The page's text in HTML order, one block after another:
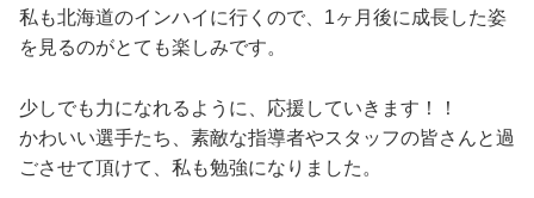
私も北海道のインハイに行くので、1ヶ月後に成長した姿
を見るのがとても楽しみです。
少しでも力になれるように、応援していきます！！
かわいい選手たち、素敵な指導者やスタッフの皆さんと過
ごさせて頂けて、私も勉強になりました。